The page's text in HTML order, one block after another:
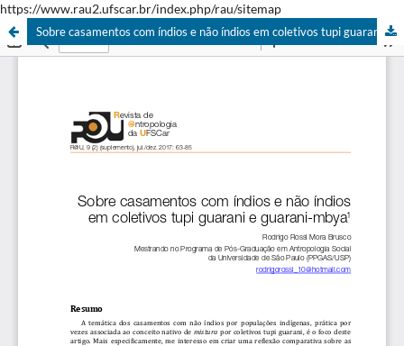
https://www.rau2.ufscar.br/index.php/rau/sitemap
Sobre casamentos com índios e não índios em coletivos tupi guarani e guarani-mbya